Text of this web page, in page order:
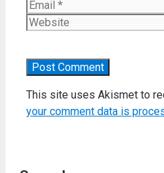
This site uses Akismet to
your comment data is